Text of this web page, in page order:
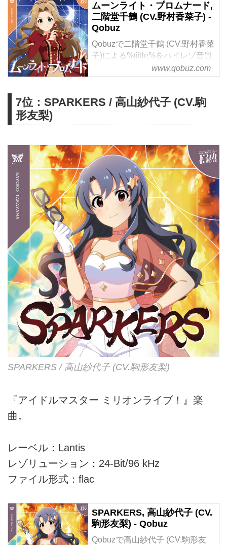
ムーンライト・プロムナード,
二階堂千鶴 (CV.野村香菜子) -
Qobuz
Qobuzで二階堂千鶴 (CV.野村香菜
子)による%tiitle%をハイレゾ音質
で聴く、またはダウンロードする
サブスクリプションは¥1,280/月
www.qobuz.com
7位：SPARKERS / 高山紗代子 (CV.駒
形友梨)
SPARKERS / 高山紗代子 (CV.駒形友梨)
『アイドルマスター ミリオンライブ！』楽
曲。
レーベル：Lantis
レゾリューション：24-Bit/96 kHz
ファイル形式：flac
SPARKERS, 高山紗代子 (CV.
駒形友梨) - Qobuz
Qobuzで高山紗代子 (CV.駒形友